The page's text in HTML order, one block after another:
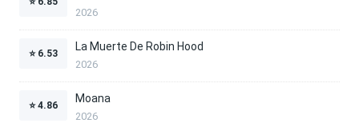
2026
⭐ 6.53
La Muerte De Robin Hood
2026
⭐4.86
Moana
2026